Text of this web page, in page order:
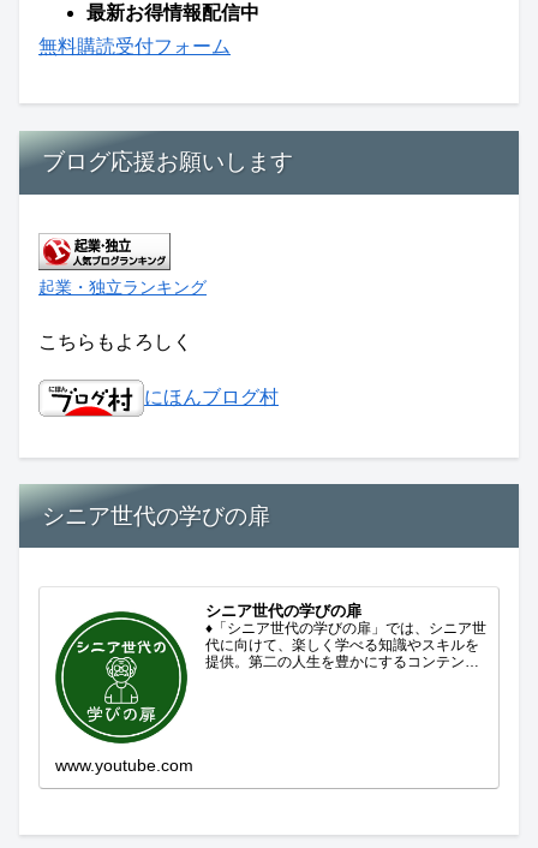
最新お得情報配信中
無料購読受付フォーム
ブログ応援お願いします
起業・独立ランキング
こちらもよろしく
にほんブログ村
シニア世代の学びの扉
シニア世代の学びの扉
♦「シニア世代の学びの扉」では、シニア世
代に向けて、楽しく学べる知識やスキルを
提供。第二の人生を豊かにするコンテンツ
www.youtube.com